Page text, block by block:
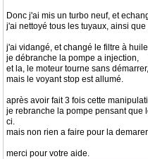
Donc j'ai mis un turbo neuf, et
j'ai nettoyé tous les tuyaux, ainsi
j'ai vidangé, et changé le filtre à
je débranche la pompe a injection,
et la, le moteur tourne sans démarrer,
mais le voyant stop est allumé.
après avoir fait 3 fois cette
je rebranche la pompe pensant que
ci.
mais non rien a faire pour la
merci pour votre aide.